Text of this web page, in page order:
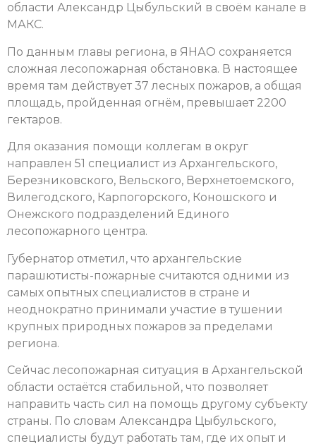
области Александр Цыбульский в своём канале в
МАКС.
По данным главы региона, в ЯНАО сохраняется
сложная лесопожарная обстановка. В настоящее
время там действует 37 лесных пожаров, а общая
площадь, пройденная огнём, превышает 2200
гектаров.
Для оказания помощи коллегам в округ
направлен 51 специалист из Архангельского,
Березниковского, Вельского, Верхнетоемского,
Вилегодского, Карпогорского, Коношского и
Онежского подразделений Единого
лесопожарного центра.
Губернатор отметил, что архангельские
парашютисты-пожарные считаются одними из
самых опытных специалистов в стране и
неоднократно принимали участие в тушении
крупных природных пожаров за пределами
региона.
Сейчас лесопожарная ситуация в Архангельской
области остаётся стабильной, что позволяет
направить часть сил на помощь другому субъекту
страны. По словам Александра Цыбульского,
специалисты будут работать там, где их опыт и